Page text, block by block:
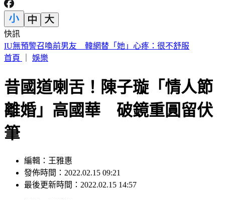
快訊
中國出入境新規將上路 陸委會曝「這類人」最危險
首頁
娛樂
昔國道喇舌！陳子璇「情人節
離婚」高國華 破鏡重圓留伏
筆
編輯：王雅惠
發佈時間：2022.02.15 09:21
最後更新時間：2022.02.15 14:57